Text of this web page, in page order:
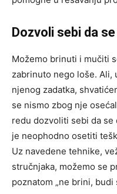
Dozvoli sebi da
Možemo brinuti i mučiti
zabrinuto nego loše. Ali,
njenog zadatka,
se nismo zbog nje
redu dozvoliti sebi da se
je neophodno osetiti
Uz navedene tehnike,
stručnjaka, možemo se
poznatom „ne brini, budi